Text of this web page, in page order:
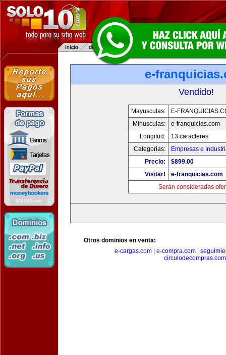
e-
Vendido!
Mayusculas:
E-
Minusculas:
e-franquicias.com
Longitud:
13 caracteres
Categorias:
Empresas e
Precio:
$899.00
Visitar!
e-franquicias.com
Serán consideradas
Otros dominios en venta:
e-cargas.com| e-compra.com|
circulodecompras.com